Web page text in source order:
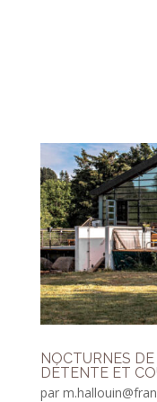
NOCTURNES DE
DÉTENTE ET
par